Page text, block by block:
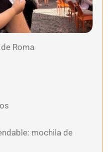
Roma
mochila de